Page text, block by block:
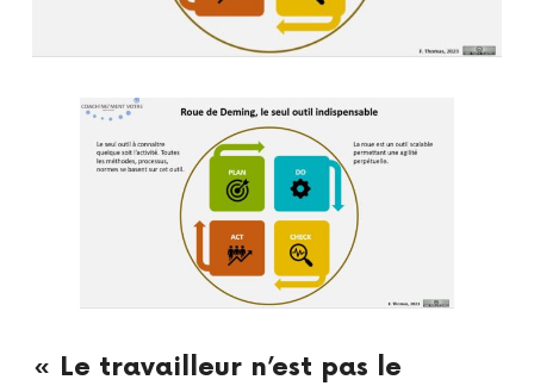
« Le travailleur n’est pas le